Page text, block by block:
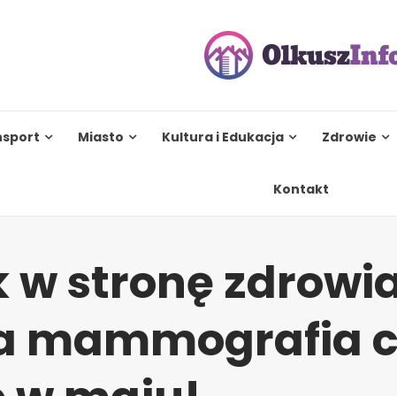
Miasto Kultura i Edukacja Zdrowie
Kontakt
w stronę
mammografia